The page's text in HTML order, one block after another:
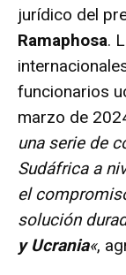
jurídico del
Ramaphosa.
funcionarios
marzo de
una serie de
Sudáfrica a
el
solución
y Ucrania«,